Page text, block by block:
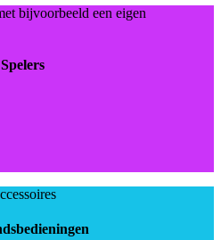
bijvoorbeeld een eigen